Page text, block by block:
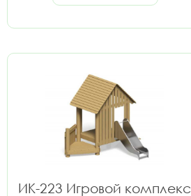
ИК-223 Игровой комплекс